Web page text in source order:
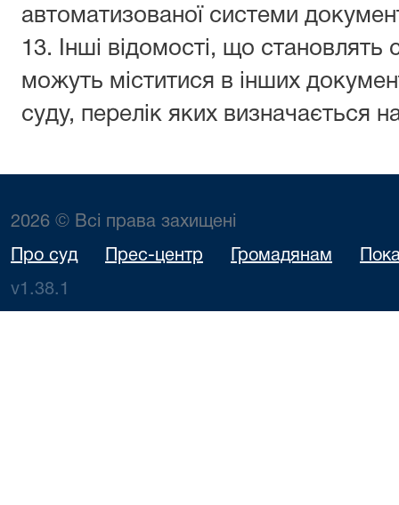
автоматизованої системи
13.
Інші відомості, що
можуть міститися в інших
суду, перелік яких визначається
2026 © Всі права захищені
Про суд Прес-центр Громадянам
v1.38.1